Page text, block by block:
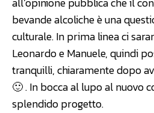
bevande alcoliche è una
culturale. In prima linea ci
Leonardo e Manuele, quindi
tranquilli, chiaramente dopo
🙂 . In bocca al lupo al nuovo
splendido progetto.